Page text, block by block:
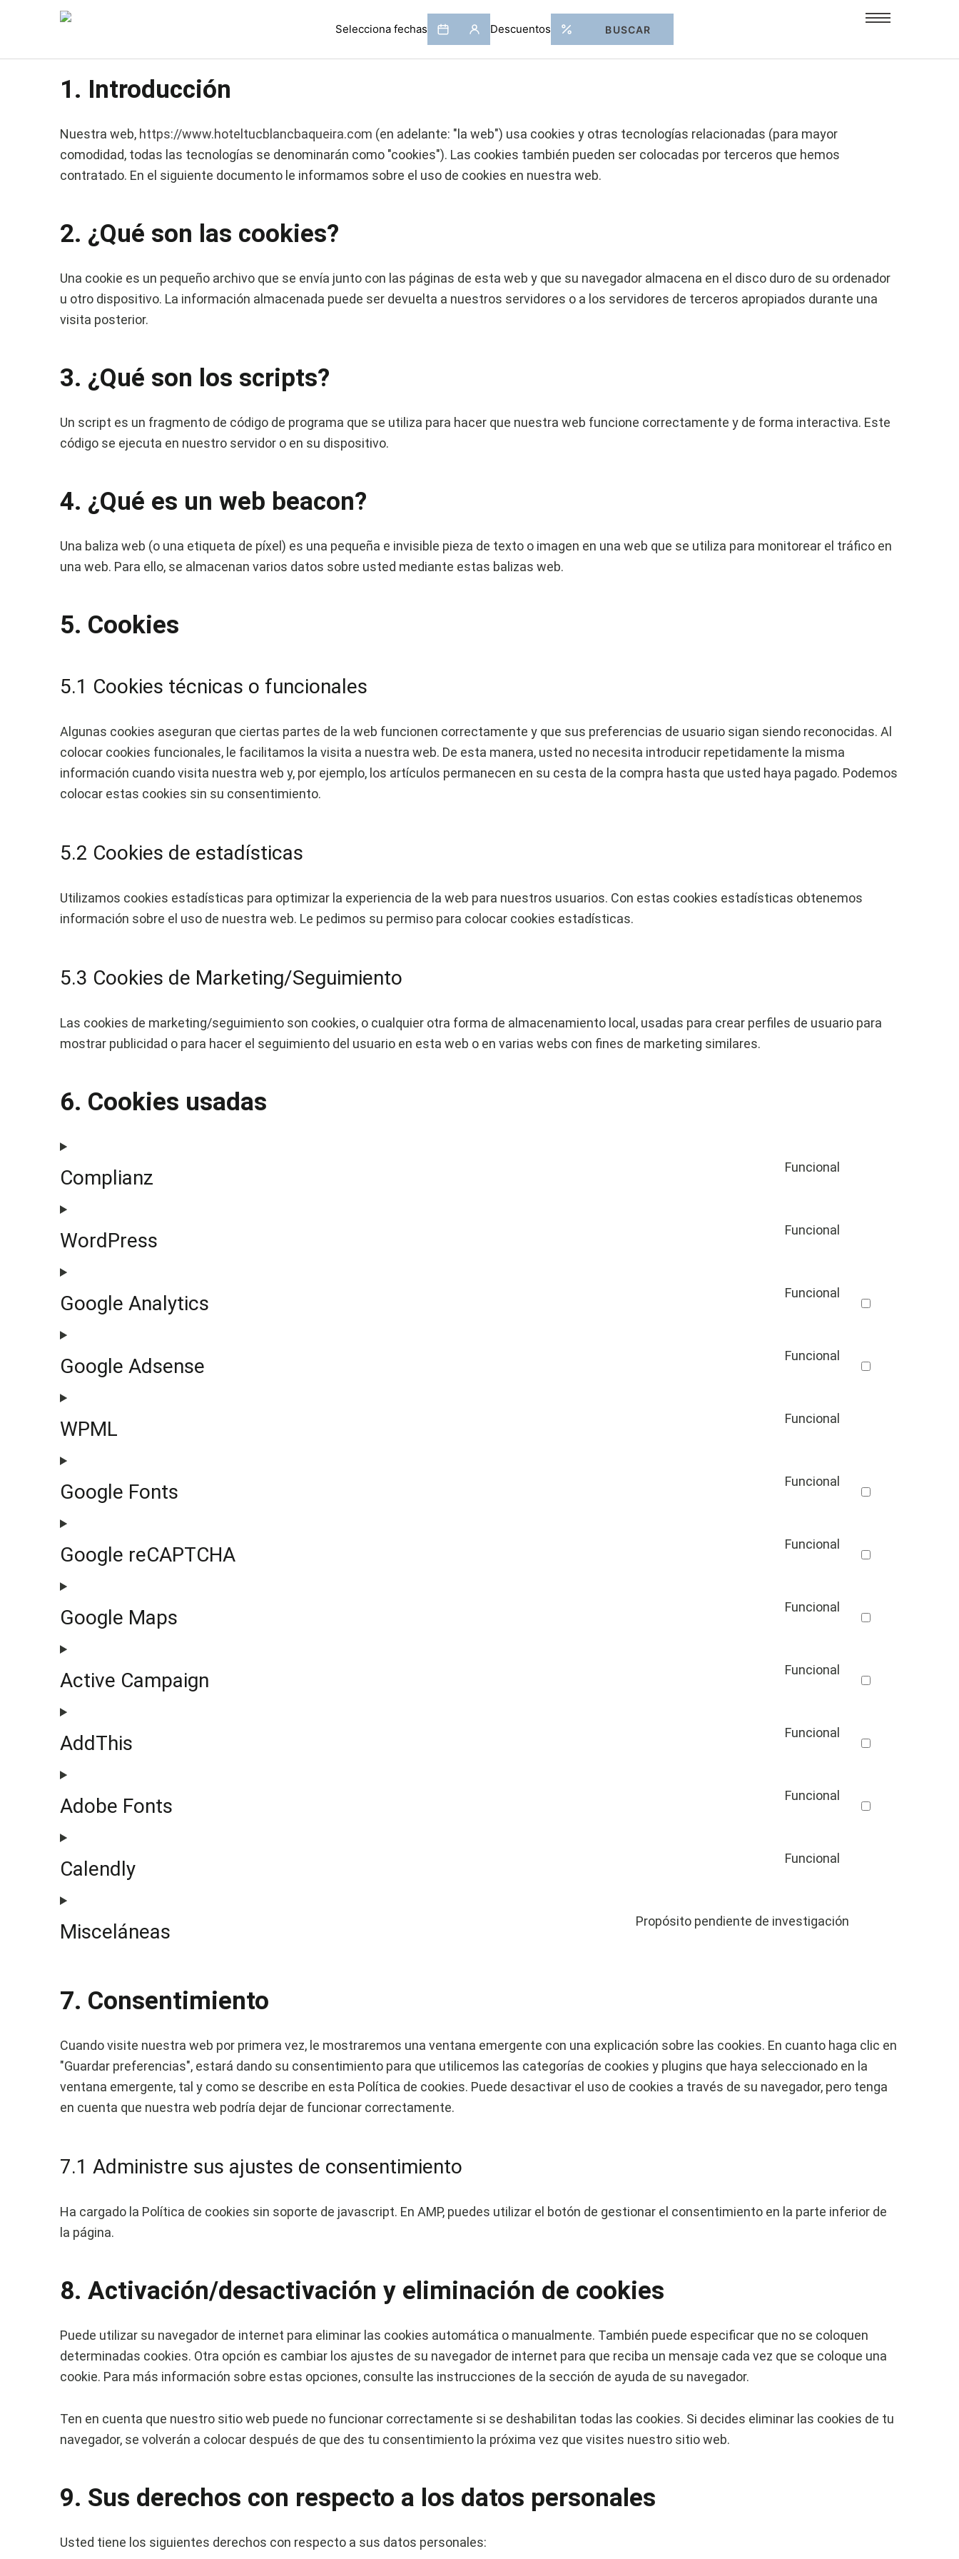
Esta Política de cookies fue actualizada por última vez el 2 de septiembre de 2025 y se aplica a los ciudadanos y residentes legales permanentes del
1. Introducción
Nuestra web, https://www.hoteltucblancbaqueira.com (en adelante: "la web") usa cookies y otras tecnologías relacionadas (para mayor
comodidad, todas las tecnologías se denominarán como "cookies"). Las cookies también pueden ser colocadas por terceros que hemos
contratado. En el siguiente documento le informamos sobre el uso de cookies en nuestra web.
2. ¿Qué son las cookies?
Una cookie es un pequeño archivo que se envía junto con las páginas de esta web y que su navegador almacena en el disco duro de su ordenador
u otro dispositivo. La información almacenada puede ser devuelta a nuestros servidores o a los servidores de terceros apropiados durante una
visita posterior.
3. ¿Qué son los scripts?
Un script es un fragmento de código de programa que se utiliza para hacer que nuestra web funcione correctamente y de forma interactiva. Este
código se ejecuta en nuestro servidor o en su dispositivo.
4. ¿Qué es un web beacon?
Una baliza web (o una etiqueta de píxel) es una pequeña e invisible pieza de texto o imagen en una web que se utiliza para monitorear el tráfico en
una web. Para ello, se almacenan varios datos sobre usted mediante estas balizas web.
5. Cookies
5.1 Cookies técnicas o funcionales
Algunas cookies aseguran que ciertas partes de la web funcionen correctamente y que sus preferencias de usuario sigan siendo reconocidas. Al
colocar cookies funcionales, le facilitamos la visita a nuestra web. De esta manera, usted no necesita introducir repetidamente la misma
información cuando visita nuestra web y, por ejemplo, los artículos permanecen en su cesta de la compra hasta que usted haya pagado. Podemos
colocar estas cookies sin su consentimiento.
5.2 Cookies de estadísticas
Utilizamos cookies estadísticas para optimizar la experiencia de la web para nuestros usuarios. Con estas cookies estadísticas obtenemos
información sobre el uso de nuestra web. Le pedimos su permiso para colocar cookies estadísticas.
5.3 Cookies de Marketing/Seguimiento
Las cookies de marketing/seguimiento son cookies, o cualquier otra forma de almacenamiento local, usadas para crear perfiles de usuario para
mostrar publicidad o para hacer el seguimiento del usuario en esta web o en varias webs con fines de marketing similares.
6. Cookies usadas
Complianz Funcional
WordPress Funcional
Google Analytics Funcional
Google Adsense Funcional
WPML Funcional
Google Fonts Funcional
Google reCAPTCHA Funcional
Google Maps Funcional
Active Campaign Funcional
AddThis Funcional
Adobe Fonts Funcional
Calendly Funcional
Misceláneas Propósito pendiente de investigación
7. Consentimiento
Cuando visite nuestra web por primera vez, le mostraremos una ventana emergente con una explicación sobre las cookies. En cuanto haga clic en
"Guardar preferencias", estará dando su consentimiento para que utilicemos las categorías de cookies y plugins que haya seleccionado en la
ventana emergente, tal y como se describe en esta Política de cookies. Puede desactivar el uso de cookies a través de su navegador, pero tenga
en cuenta que nuestra web podría dejar de funcionar correctamente.
7.1 Administre sus ajustes de consentimiento
Ha cargado la Política de cookies sin soporte de javascript. En AMP, puedes utilizar el botón de gestionar el consentimiento en la parte inferior de
la página.
8. Activación/desactivación y eliminación de cookies
Puede utilizar su navegador de internet para eliminar las cookies automática o manualmente. También puede especificar que no se coloquen
determinadas cookies. Otra opción es cambiar los ajustes de su navegador de internet para que reciba un mensaje cada vez que se coloque una
cookie. Para más información sobre estas opciones, consulte las instrucciones de la sección de ayuda de su navegador.
Ten en cuenta que nuestro sitio web puede no funcionar correctamente si se deshabilitan todas las cookies. Si decides eliminar las cookies de tu
navegador, se volverán a colocar después de que des tu consentimiento la próxima vez que visites nuestro sitio web.
9. Sus derechos con respecto a los datos personales
Usted tiene los siguientes derechos con respecto a sus datos personales: